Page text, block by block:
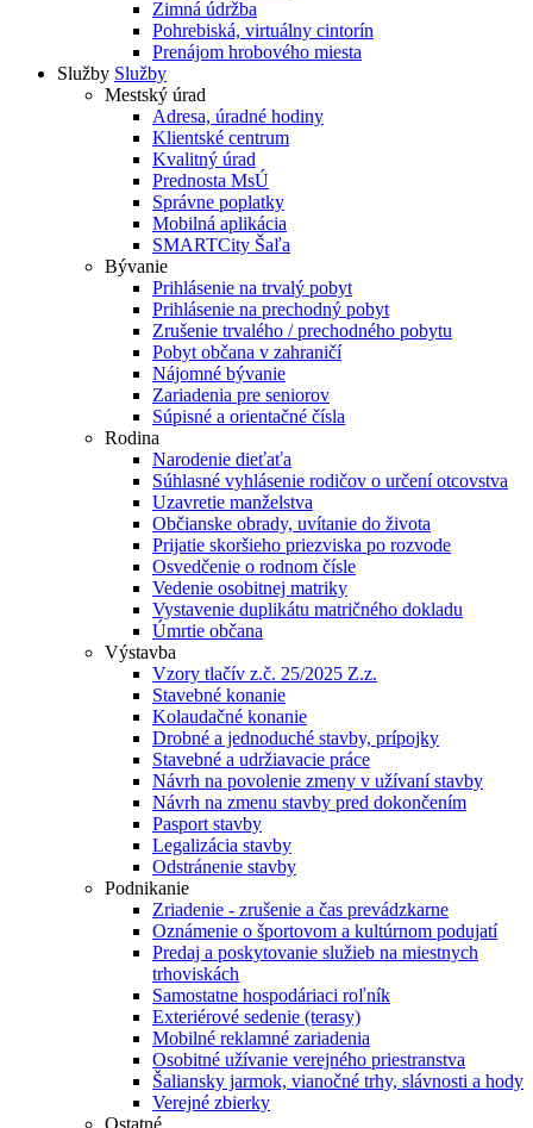
Zimná údržba
Pohrebiská, virtuálny cintorín
Prenájom hrobového miesta
Služby Služby
Mestský úrad
Adresa, úradné hodiny
Klientské centrum
Kvalitný úrad
Prednosta MsÚ
Správne poplatky
Mobilná aplikácia
SMARTCity Šaľa
Bývanie
Prihlásenie na trvalý pobyt
Prihlásenie na prechodný pobyt
Zrušenie trvalého / prechodného pobytu
Pobyt občana v zahraničí
Nájomné bývanie
Zariadenia pre seniorov
Súpisné a orientačné čísla
Rodina
Narodenie dieťaťa
Súhlasné vyhlásenie rodičov o určení otcovstva
Uzavretie manželstva
Občianske obrady, uvítanie do života
Prijatie skoršieho priezviska po rozvode
Osvedčenie o rodnom čísle
Vedenie osobitnej matriky
Vystavenie duplikátu matričného dokladu
Úmrtie občana
Výstavba
Vzory tlačív z.č. 25/2025 Z.z.
Stavebné konanie
Kolaudačné konanie
Drobné a jednoduché stavby, prípojky
Stavebné a udržiavacie práce
Návrh na povolenie zmeny v užívaní stavby
Návrh na zmenu stavby pred dokončením
Pasport stavby
Legalizácia stavby
Odstránenie stavby
Podnikanie
Zriadenie - zrušenie a čas prevádzkarne
Oznámenie o športovom a kultúrnom podujatí
Predaj a poskytovanie služieb na miestnych
trhoviskách
Samostatne hospodáriaci roľník
Exteriérové sedenie (terasy)
Mobilné reklamné zariadenia
Osobitné užívanie verejného priestranstva
Šaliansky jarmok, vianočné trhy, slávnosti a hody
Verejné zbierky
Ostatné